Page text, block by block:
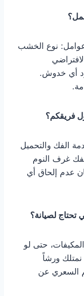
عوامل: نوع الخشب
أي خدوش.
الفك والتحميل
غرف النوم
عدم إلحاق أي
حتى لو
ورشاً
السعري عن